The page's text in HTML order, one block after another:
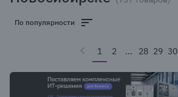
По популярности
1 2 ... 28 29 30